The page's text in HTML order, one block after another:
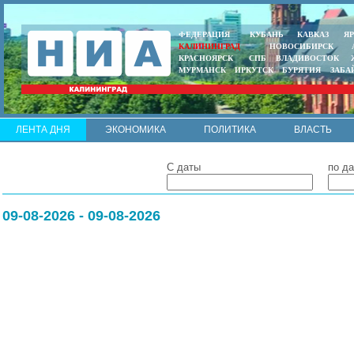
ФЕДЕРАЦИЯ КУБАНЬ КАВКАЗ
КАЛИНИНГРАД
НОВОСИБИРСК
КРАСНОЯРСК
СПБ ВЛАДИВОСТОК
МУРМАНСК
ИРКУТСК БУРЯТИЯ
ЛЕНТА ДНЯ ЭКОНОМИКА ПОЛИТИКА
ВЛАСТЬ
С даты по
09-08-2026 - 09-08-2026